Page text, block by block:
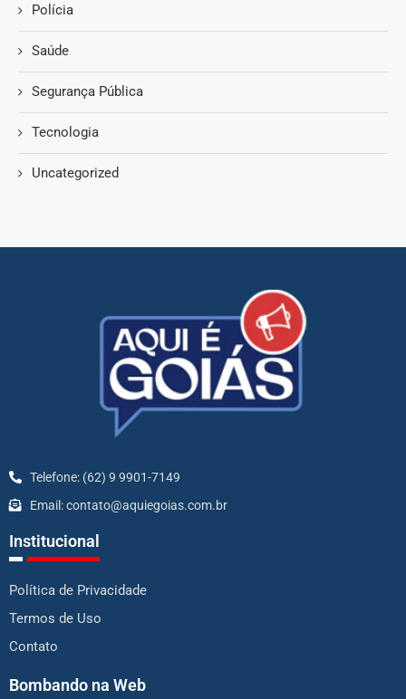
Polícia
Saúde
Segurança Pública
Tecnologia
Uncategorized
Telefone: (62) 9 9901-7149
Email: contato@aquiegoias.com.br
Institucional
Política de Privacidade
Termos de Uso
Contato
Bombando na Web